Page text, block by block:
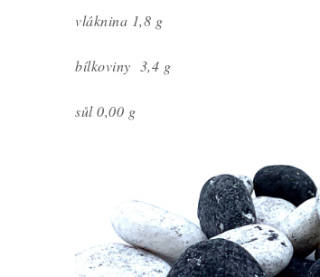
vláknina 1,8 g
bílkoviny 3,4 g
sůl 0,00 g